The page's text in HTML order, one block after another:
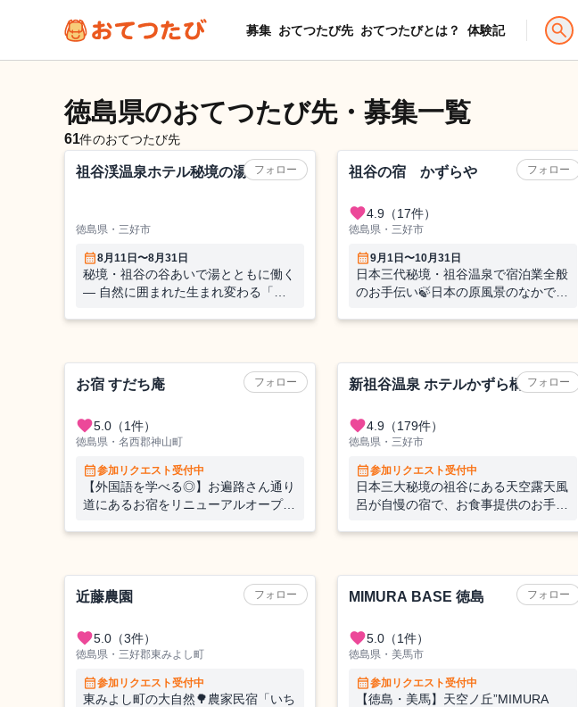
募集 おてつたび先 おてつたびとは？ 体験記 search
徳島県のおてつたび先・募集一覧
61件のおてつたび先
フォロー
ホテル
祖谷渓温泉ホテル秘境の湯
徳島県・三好市
calendar_month8月11日〜8月31日
秘境・祖谷の谷あいで湯とともに働く
― 自然に囲まれた生まれ変わる「秘
フォロー
祖谷の宿 かずらや
favorite4.9 （17件）
徳島県・三好市
calendar_month9月1日〜10月31日
日本三代秘境・祖谷温泉で宿泊業全般
のお手伝い🍃日本の原風景のなかで、
フォロー
お宿 すだち庵
favorite5.0 （1件）
徳島県・名西郡神山町
calendar_month参加リクエスト受付中
【外国語を学べる◎】お遍路さん通り
道にあるお宿をリニューアルオープン
フォロー
新祖谷温泉 ホテルかずら橋
favorite4.9 （179件）
徳島県・三好市
calendar_month参加リクエスト受付中
日本三大秘境の祖谷にある天空露天風
呂が自慢の宿で、お食事提供のお手伝
フォロー
近藤農園
favorite5.0 （3件）
徳島県・三好郡東みよし町
calendar_month参加リクエスト受付中
東みよし町の大自然🌳農家民宿「いち
フォロー
MIMURA BASE 徳島
favorite5.0 （1件）
徳島県・美馬市
calendar_month参加リクエスト受付中
【徳島・美馬】天空ノ丘”MIMURA